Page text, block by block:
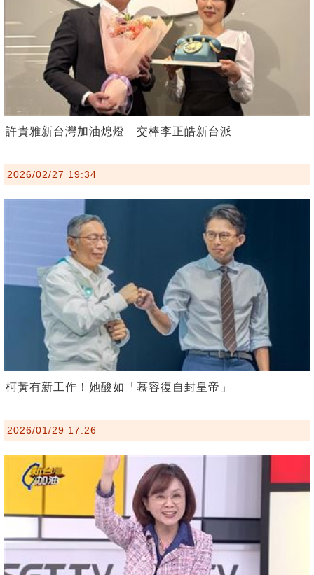
許貴雅新台灣加油熄燈 交棒李正皓新台派
2026/02/27 19:34
柯黃有新工作！她酸如「慕容復自封皇帝」
2026/01/29 17:26